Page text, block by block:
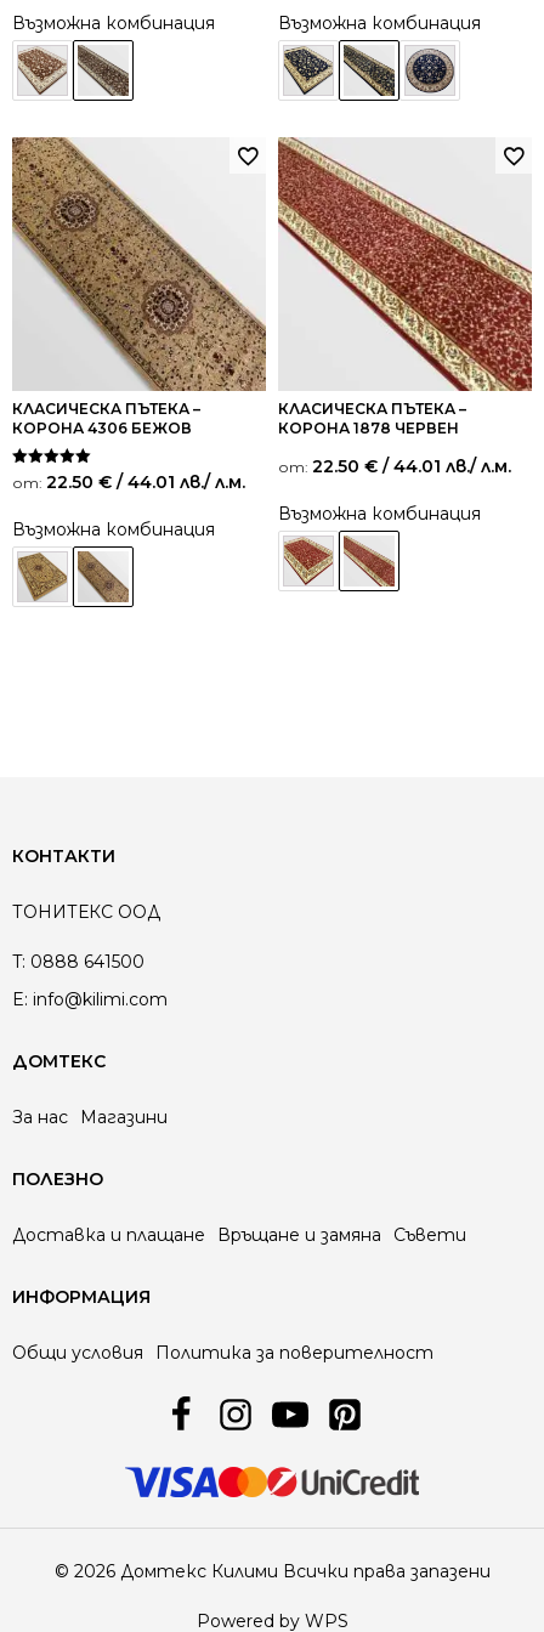
Възможна комбинация Възможна комбинация
КЛАСИЧЕСКА ПЪТЕКА –
КОРОНА 4306 БЕЖОВ
Оценено на
5.00
от: 22.50 € / 44.01 лв./ л.м.
Възможна комбинация
КЛАСИЧЕСКА ПЪТЕКА –
КОРОНА 1878 ЧЕРВЕН
от: 22.50 € / 44.01 лв./ л.м.
Възможна комбинация
КОНТАКТИ
ТОНИТЕКС ООД
T: 0888 641500
E: info@kilimi.com
ДОМТЕКС
За нас Магазини
ПОЛЕЗНО
Доставка и плащане Връщане и замяна Съвети
ИНФОРМАЦИЯ
Общи условия Политика за поверителност
© 2026 Домтекс Килими Всички права запазени
Powered by WPS